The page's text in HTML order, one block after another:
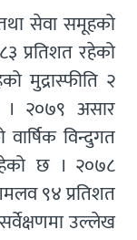
सेवा समूहको
प्रतिशत रहेको
मुद्रास्फीति २
२०७९ असार
विन्दुगत
छ । २०७८
९४ प्रतिशत
उल्लेख